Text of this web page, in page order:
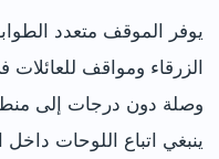
يوفر الموقف متعدد
الزرقاء ومواقف
وصلة دون درجات إلى
ينبغي اتباع اللوحات